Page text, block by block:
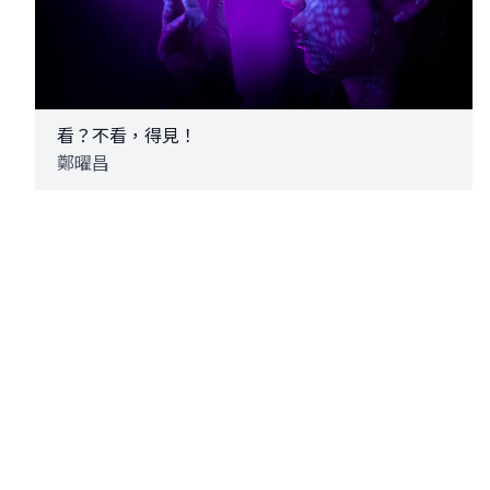
看？不看，得見！
鄭曜昌